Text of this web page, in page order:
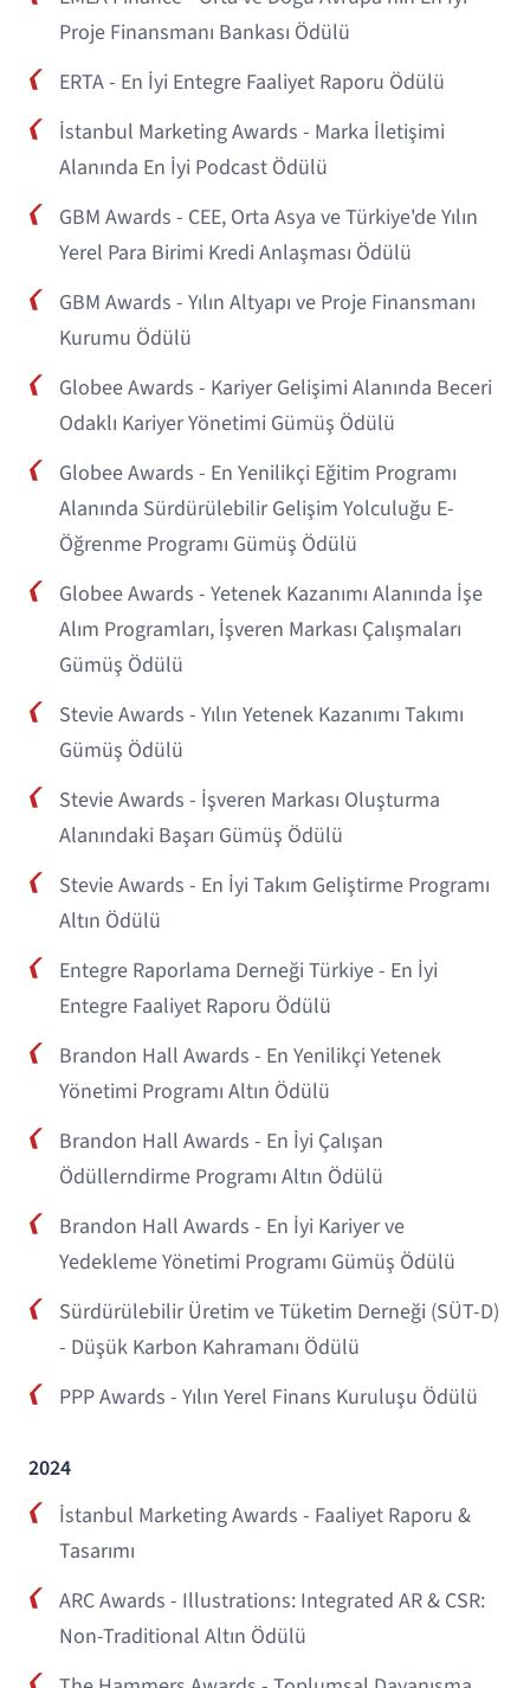
Proje Finansmanı Bankası Ödülü
ERTA - En İyi Entegre Faaliyet Raporu Ödülü
İstanbul Marketing Awards - Marka İletişimi
Alanında En İyi Podcast Ödülü
GBM Awards - CEE, Orta Asya ve Türkiye'de Yılın
Yerel Para Birimi Kredi Anlaşması Ödülü
GBM Awards - Yılın Altyapı ve Proje Finansmanı
Kurumu Ödülü
Globee Awards - Kariyer Gelişimi Alanında Beceri
Odaklı Kariyer Yönetimi Gümüş Ödülü
Globee Awards - En Yenilikçi Eğitim Programı
Alanında Sürdürülebilir Gelişim Yolculuğu E-
Öğrenme Programı Gümüş Ödülü
Globee Awards - Yetenek Kazanımı Alanında İşe
Alım Programları, İşveren Markası Çalışmaları
Gümüş Ödülü
Stevie Awards - Yılın Yetenek Kazanımı Takımı
Gümüş Ödülü
Stevie Awards - İşveren Markası Oluşturma
Alanındaki Başarı Gümüş Ödülü
Stevie Awards - En İyi Takım Geliştirme Programı
Altın Ödülü
Entegre Raporlama Derneği Türkiye - En İyi
Entegre Faaliyet Raporu Ödülü
Brandon Hall Awards - En Yenilikçi Yetenek
Yönetimi Programı Altın Ödülü
Brandon Hall Awards - En İyi Çalışan
Ödüllerndirme Programı Altın Ödülü
Brandon Hall Awards - En İyi Kariyer ve
Yedekleme Yönetimi Programı Gümüş Ödülü
Sürdürülebilir Üretim ve Tüketim Derneği (SÜT-D)
- Düşük Karbon Kahramanı Ödülü
PPP Awards - Yılın Yerel Finans Kuruluşu Ödülü
2024
İstanbul Marketing Awards - Faaliyet Raporu &
Tasarımı
ARC Awards - Illustrations: Integrated AR & CSR:
Non-Traditional Altın Ödülü